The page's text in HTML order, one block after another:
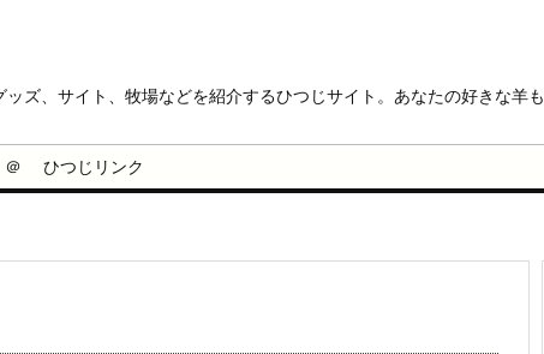
ズ、サイト、牧場などを紹介するひつじサイト。あなたの好きな羊も
＠ ひつじリンク